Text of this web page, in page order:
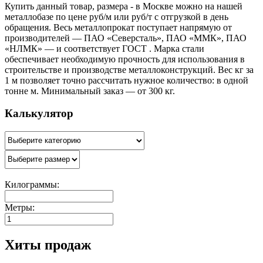
Купить данный товар, размера - в Москве можно на нашей
металлобазе по цене руб/м или руб/т с отгрузкой в день
обращения. Весь металлопрокат поступает напрямую от
производителей — ПАО «Северсталь», ПАО «ММК», ПАО
«НЛМК» — и соответствует ГОСТ . Марка стали
обеспечивает необходимую прочность для использования в
строительстве и производстве металлоконструкций. Вес кг за
1 м позволяет точно рассчитать нужное количество: в одной
тонне м. Минимальный заказ — от 300 кг.
Калькулятор
Килограммы:
Метры:
Хиты продаж